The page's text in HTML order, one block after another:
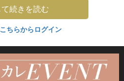
続きを読む
こちらからログイン